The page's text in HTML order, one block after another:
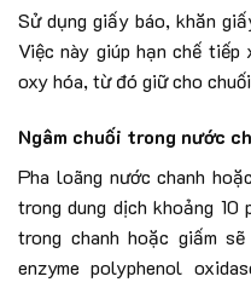
Sử dụng giấy báo, khăn
Việc này giúp hạn chế
oxy hóa, từ đó giữ cho
Ngâm chuối trong nước
Pha loãng nước chanh
trong dung dịch khoảng
trong chanh hoặc giấm
enzyme polyphenol